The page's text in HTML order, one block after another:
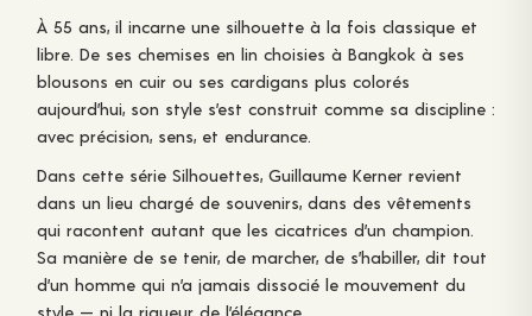
À 55 ans, il incarne une silhouette à la fois classique et
libre. De ses chemises en lin choisies à Bangkok à ses
blousons en cuir ou ses cardigans plus colorés
aujourd’hui, son style s’est construit comme sa discipline :
avec précision, sens, et endurance.
Dans cette série Silhouettes,Guillaume Kerner revient
dans un lieu chargé de souvenirs, dans des vêtements
qui racontent autant que les cicatrices d’un champion.
Sa manière de se tenir, de marcher, de s’habiller, dit tout
d’un homme qui n’a jamais dissocié le mouvement du